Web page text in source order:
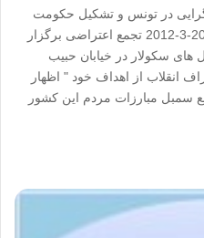
در تونس و تشکیل حکومت
اسلامی در این کشور روز سه شنبه 20-3-2012 تجمع اعتراضی برگزار
سکولار در خیابان حبیب
انقلاب از اهداف خود " اظهار
سمبل مبارزات مردم این کشور